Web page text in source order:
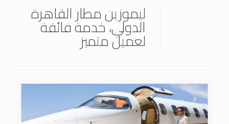
ليموزين مطار القاهرة
الدولي، خدمة فائقة
لعميل متميز